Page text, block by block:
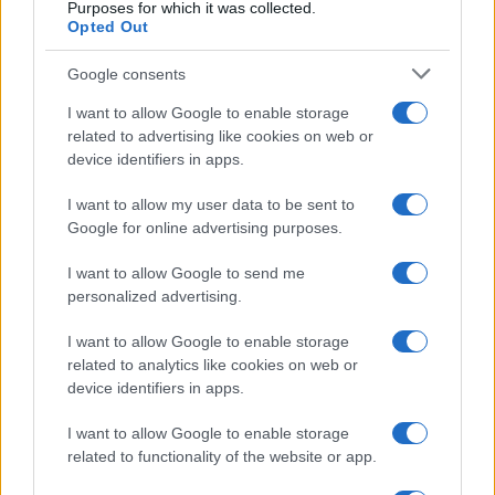
Purposes for which it was collected.
Opted Out
Google consents
I want to allow Google to enable storage
related to advertising like cookies on web or
device identifiers in apps.
I want to allow my user data to be sent to
Google for online advertising purposes.
I want to allow Google to send me
personalized advertising.
I want to allow Google to enable storage
related to analytics like cookies on web or
device identifiers in apps.
I want to allow Google to enable storage
related to functionality of the website or app.
unokatestvérével találkozott csak az
édesanyám, aki aztán kiment az USA-ba.
Azonban annyira nyomasztották az átélt
borzalmak, hogy öngyilkos lett. Az
édesanyám viszont a miskolci zsidó kórházba
került, itt táplálták föl azokat, akik
visszatértek. Amikor meggyógyult, a kórház
ápolónője lett, és itt ismerkedett meg
édesapámmal.
Így meséli István azokról a borzalmakról
amiket ő is csak családtagjaitól hallott, de
úgy érzi ő sem szabadulhat a borzalmak
okozta érzelmi hatástól. Édesanyja után apja
történetével folytatja.